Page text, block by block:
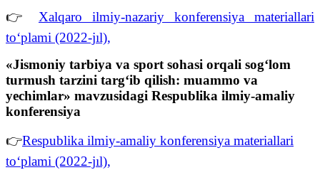
👉 Xalqaro ilmiy-nazariy konferensiya materiallari
to‘plami (2022-jıl),
«Jismoniy tarbiya va sport sohasi orqali sog‘lom
turmush tarzini targ‘ib qilish: muammo va
yechimlar» mavzusidagi Respublika ilmiy-amaliy
konferensiya
👉Respublika ilmiy-amaliy konferensiya materiallari
to‘plami (2022-jıl),